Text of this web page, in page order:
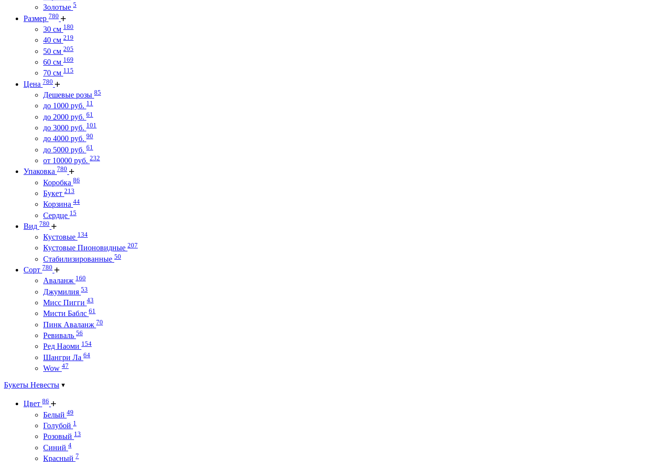
Золотые 5
Размер 780
30 см 180
40 см 219
50 см 205
60 см 169
70 см 115
Цена 780
Дешевые розы 85
до 1000 руб. 11
до 2000 руб. 61
до 3000 руб. 101
до 4000 руб. 90
до 5000 руб. 61
от 10000 руб. 232
Упаковка 780
Коробка 86
Букет 213
Корзина 44
Сердце 15
Вид 780
Кустовые 134
Кустовые Пионовидные 207
Стабилизированные 50
Сорт 780
Аваланж 160
Джумилия 53
Мисс Пигги 43
Мисти Баблс 61
Пинк Аваланж 70
Ревиваль 56
Ред Наоми 154
Шангри Ла 64
Wow 47
Букеты Невесты
Цвет 86
Белый 49
Голубой 1
Розовый 13
Синий 4
Красный 7